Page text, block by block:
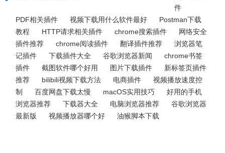
件
PDF相关插件
视频下载用什么软件最好
Postman下载
教程
HTTP请求相关插件 chrome搜索插件
网络安全
插件推荐
chrome阅读插件 翻译插件推荐
浏览器笔
记插件
下载插件大全 谷歌浏览器新闻
chrome书签
插件
截图软件哪个好用 图片下载插件
新标签页插件
推荐
bilibili视频下载方法 电商插件
视频播放速度控
制
百度网盘下载太慢 macOS实用技巧
好用的手机
浏览器推荐
下载器大全 电脑浏览器推荐
谷歌浏览器
最新版
视频播放器哪个好 油猴脚本下载